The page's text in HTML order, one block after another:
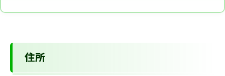
住所